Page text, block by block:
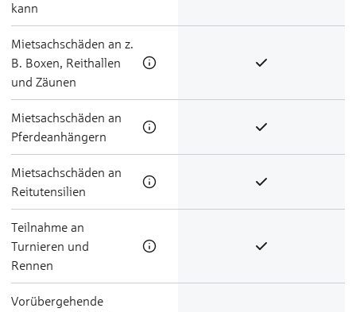
kann
Miet­sach­schä­den an z.
B. Boxen, Reithallen
und Zäunen
Miet­sach­schä­den an
Pfer­de­an­hän­gern
Miet­sach­schä­den an
Reit­u­ten­silien
Teilnahme an
Turnieren und
Rennen
Vorübergehende